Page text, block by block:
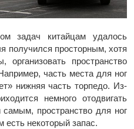
задач китайцам удалось
получился просторным, хотя
пространство
часть места для ног
нижняя часть торпедо. Из-
немного отодвигать
пространство для ног
есть некоторый запас.